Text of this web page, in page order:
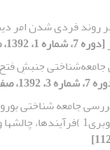
بر روند فردی شدن امر
[دوره 7، شماره 1، 1392، صفحه 30-59]
جنبشِ
3، 1392، صفحه 75-99]
جامعه شناختی
و موانع(